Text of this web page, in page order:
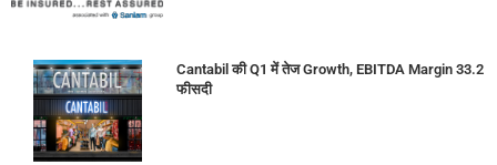
Cantabil की Q1 में तेज Growth, EBITDA Margin 33.2
फीसदी